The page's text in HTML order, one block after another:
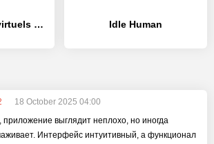
Zeyi - Numéros virtuels - [Полная версия] Idle Human
18 October 2025 04:00
приложение выглядит неплохо, но иногда
Интерфейс интуитивный, а функционал